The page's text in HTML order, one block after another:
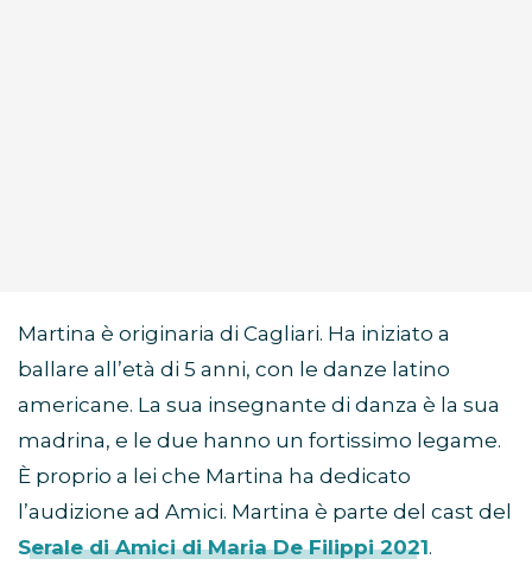
Martina è originaria di Cagliari. Ha iniziato a
ballare all’età di 5 anni, con le danze latino
americane. La sua insegnante di danza è la sua
madrina, e le due hanno un fortissimo legame.
È proprio a lei che Martina ha dedicato
l’audizione ad Amici. Martina è parte del cast del
Serale di Amici di Maria De Filippi 2021.